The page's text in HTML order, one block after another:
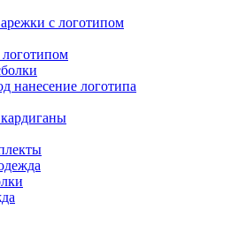
с логотипом
нанесение логотипа